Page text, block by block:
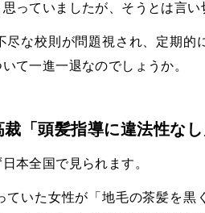
っていましたが、そうとは言い
尽な校則が問題視され、定期的
て一進一退なのでしょうか。
「頭髪指導に違法性な
本全国で見られます。
ていた女性が「地毛の茶髪を黒